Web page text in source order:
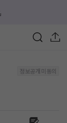
정보공개 미동의